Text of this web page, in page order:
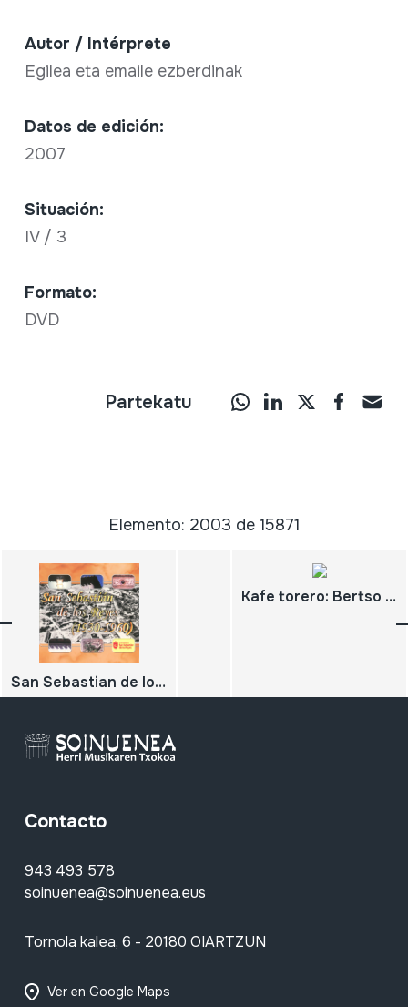
Autor / Intérprete
Egilea eta emaile ezberdinak
Datos de edición:
2007
Situación:
IV / 3
Formato:
DVD
Partekatu
Elemento: 2003 de 15871
San Sebastian de los Reyes (1930-1960)
Kafe torero: Bertso Antologia Zarauz. 2007-03-29
Contacto
943 493 578
soinuenea@soinuenea.eus
Tornola kalea, 6 - 20180 OIARTZUN
Ver en Google Maps